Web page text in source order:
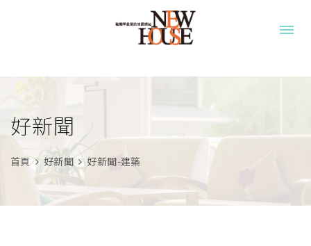
好新聞
首頁 好新聞 好新聞-建築